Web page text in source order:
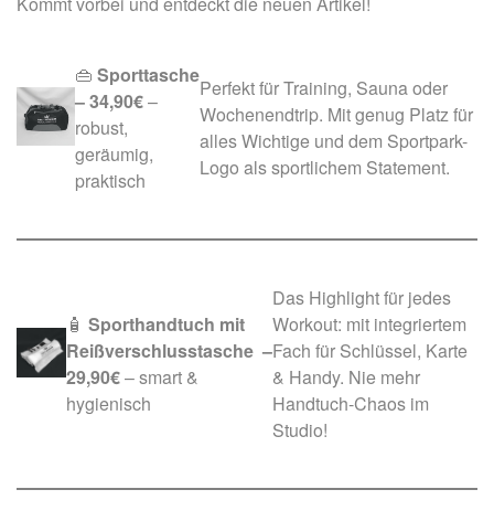
👜 Sporttasche
– 34,90€–
robust,
geräumig,
praktisch
Perfekt für Training, Sauna oder
Wochenendtrip. Mit genug Platz für
alles Wichtige und dem Sportpark-
Logo als sportlichem Statement.
🧴 Sporthandtuch mit
Reißverschlusstasche –
29,90€– smart &
hygienisch
Das Highlight für jedes
Workout: mit integriertem
Fach für Schlüssel, Karte
& Handy. Nie mehr
Handtuch-Chaos im
Studio!